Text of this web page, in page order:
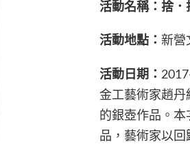
活動名稱： 捨．
活動地點： 新營
活動日期：
金工藝術家趙丹
的銀壺作品。
品，藝術家以